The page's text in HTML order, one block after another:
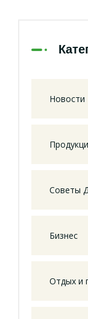
Новости
Советы
Бизнес
Отдых и